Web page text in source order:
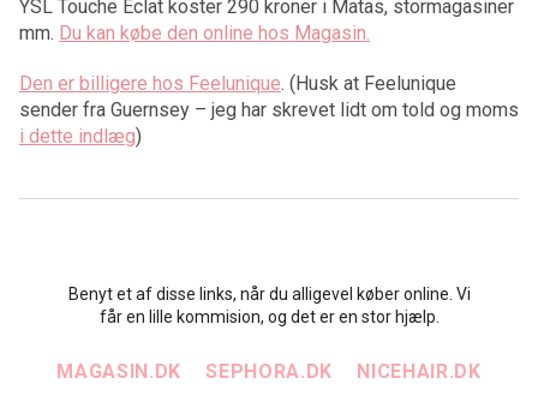
YSL Touche Éclat koster 290 kroner i Matas, stormagasiner
mm. Du kan købe den online hos Magasin.
Den er billigere hos Feelunique. (Husk at Feelunique
sender fra Guernsey – jeg har skrevet lidt om told og moms
i dette indlæg)
Benyt et af disse links, når du alligevel køber online. Vi
får en lille kommision, og det er en stor hjælp.
MAGASIN.DK SEPHORA.DK
NICEHAIR.DK